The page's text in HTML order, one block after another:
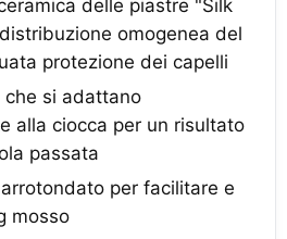
delle piastre "Silk
omogenea del
protezione dei capelli
che si adattano
alla ciocca per un risultato
passata
per facilitare e
mosso